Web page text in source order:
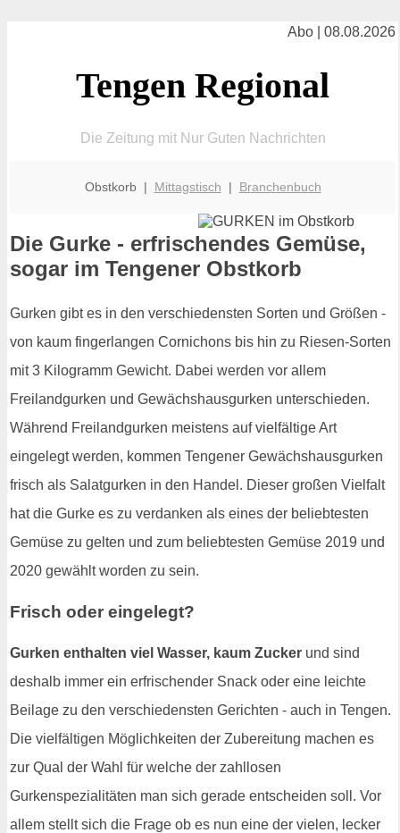
Abo | 08.08.2026
Tengen Regional
Die Zeitung mit Nur Guten Nachrichten
Obstkorb | Mittagstisch | Branchenbuch
Die Gurke - erfrischendes Gemüse,
sogar im Tengener Obstkorb
Gurken gibt es in den verschiedensten Sorten und Größen -
von kaum fingerlangen Cornichons bis hin zu Riesen-Sorten
mit 3 Kilogramm Gewicht. Dabei werden vor allem
Freilandgurken und Gewächshausgurken unterschieden.
Während Freilandgurken meistens auf vielfältige Art
eingelegt werden, kommen Tengener Gewächshausgurken
frisch als Salatgurken in den Handel. Dieser großen Vielfalt
hat die Gurke es zu verdanken als eines der beliebtesten
Gemüse zu gelten und zum beliebtesten Gemüse 2019 und
2020 gewählt worden zu sein.
Frisch oder eingelegt?
Gurken enthalten viel Wasser, kaum Zucker und sind
deshalb immer ein erfrischender Snack oder eine leichte
Beilage zu den verschiedensten Gerichten - auch in Tengen.
Die vielfältigen Möglichkeiten der Zubereitung machen es
zur Qual der Wahl für welche der zahllosen
Gurkenspezialitäten man sich gerade entscheiden soll. Vor
allem stellt sich die Frage ob es nun eine der vielen, lecker